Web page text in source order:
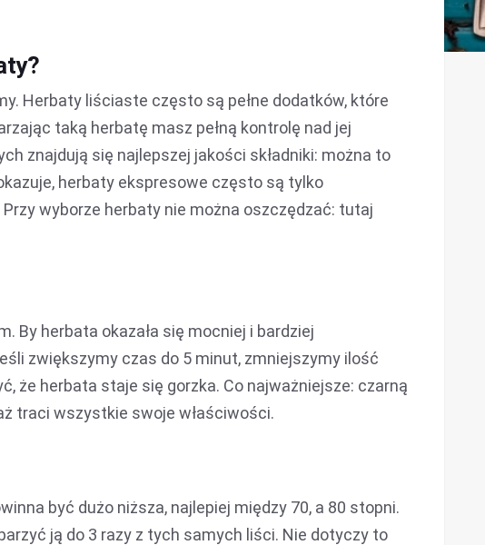
Herbaty liściaste często są pełne dodatków, które
taką herbatę masz pełną kontrolę nad jej
znajdują się najlepszej jakości składniki: można to
herbaty ekspresowe często są tylko
wyborze herbaty nie można oszczędzać: tutaj
By herbata okazała się mocniej i bardziej
zwiększymy czas do 5 minut, zmniejszymy ilość
że herbata staje się gorzka. Co najważniejsze: czarną
traci wszystkie swoje właściwości.
być dużo niższa, najlepiej między 70, a 80 stopni.
ją do 3 razy z tych samych liści. Nie dotyczy to